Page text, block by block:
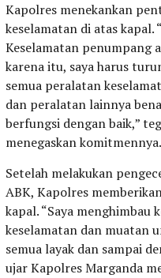
Kapolres menekankan
keselamatan di atas kapal.
Keselamatan penumpang
karena itu, saya harus
semua peralatan
dan peralatan lainnya
berfungsi dengan baik,”
menegaskan komitmennya.
Setelah melakukan
ABK, Kapolres
kapal. “Saya
keselamatan dan muatan
semua layak dan sampai
ujar Kapolres Marganda